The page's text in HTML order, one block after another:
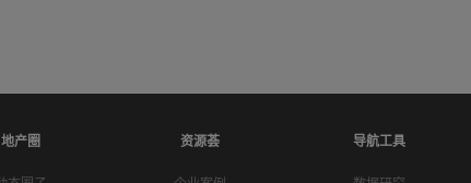
地产圈 资源荟 导航工具